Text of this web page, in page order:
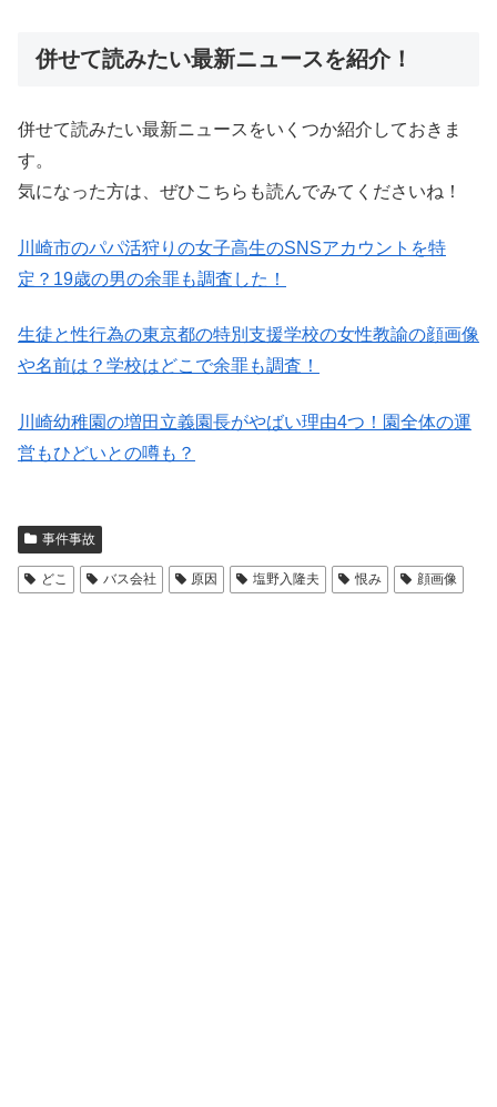
併せて読みたい最新ニュースを紹介！
併せて読みたい最新ニュースをいくつか紹介しておきま
す。
気になった方は、ぜひこちらも読んでみてくださいね！
川崎市のパパ活狩りの女子高生のSNSアカウントを特
定？19歳の男の余罪も調査した！
生徒と性行為の東京都の特別支援学校の女性教諭の顔画像
や名前は？学校はどこで余罪も調査！
川崎幼稚園の増田立義園長がやばい理由4つ！園全体の運
営もひどいとの噂も？
事件事故
どこ バス会社 原因 塩野入隆夫 恨み 顔画像